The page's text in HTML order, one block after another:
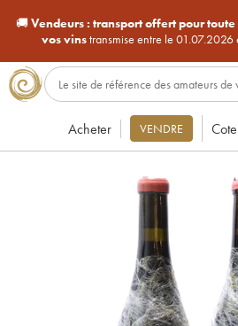
🚚Vendeurs : transport offert pour
vos vinstransmise entre le
Acheter VENDRE Cote